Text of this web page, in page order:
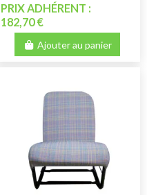
PRIX ADHÉRENT :
182,70 €
Ajouter au panier